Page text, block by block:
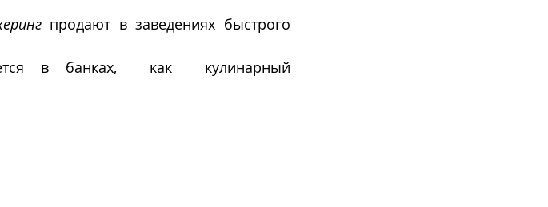
продают в заведениях быстрого
в банках,  как  кулинарный